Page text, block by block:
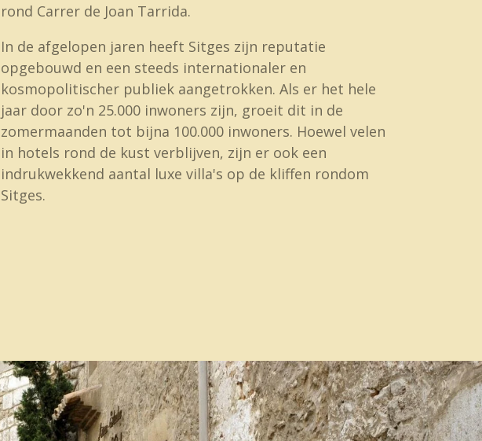
rond Carrer de Joan Tarrida.
In de afgelopen jaren heeft Sitges zijn reputatie
opgebouwd en een steeds internationaler en
kosmopolitischer publiek aangetrokken. Als er het hele
jaar door zo'n 25.000 inwoners zijn, groeit dit in de
zomermaanden tot bijna 100.000 inwoners. Hoewel velen
in hotels rond de kust verblijven, zijn er ook een
indrukwekkend aantal luxe villa's op de kliffen rondom
Sitges.